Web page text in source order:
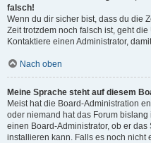
falsch!
Wenn du dir sicher bist, dass du die
Zeit trotzdem noch falsch ist, geht
Kontaktiere einen Administrator,
Nach oben
Meine Sprache steht auf diesem
Meist hat die Board-Administration
oder niemand hat das Forum
einen Board-Administrator, ob er
installieren kann. Falls es noch nicht